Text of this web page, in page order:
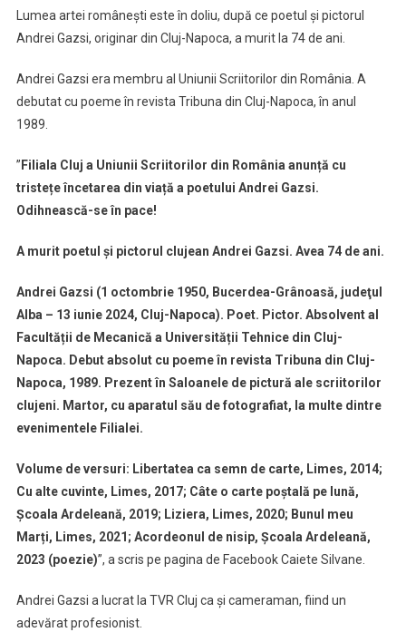
pictorul
clujean
Gazsi.
A
și
cameraman
Cluj
Lumea artei românești este în doliu, după ce poetul și pictorul
Andrei Gazsi, originar din Cluj-Napoca, a murit la 74 de ani.
Andrei Gazsi era membru al Uniunii Scriitorilor din România. A
debutat cu poeme în revista Tribuna din Cluj-Napoca, în anul
1989.
” Filiala Cluj a Uniunii Scriitorilor din România anunță cu
tristețe încetarea din viață a poetului Andrei Gazsi.
Odihnească-se în pace!
A murit poetul și pictorul clujean Andrei Gazsi. Avea 74 de ani.
Andrei Gazsi (1 octombrie 1950, Bucerdea-Grânoasă, judeţul
Alba – 13 iunie 2024, Cluj-Napoca). Poet. Pictor. Absolvent al
Facultății de Mecanică a Universității Tehnice din Cluj-
Napoca. Debut absolut cu poeme în revista Tribuna din Cluj-
Napoca, 1989. Prezent în Saloanele de pictură ale scriitorilor
clujeni. Martor, cu aparatul său de fotografiat, la multe dintre
evenimentele Filialei.
Volume de versuri: Libertatea ca semn de carte, Limes, 2014;
Cu alte cuvinte, Limes, 2017; Câte o carte poștală pe lună,
Școala Ardeleană, 2019; Liziera, Limes, 2020; Bunul meu
Marți, Limes, 2021; Acordeonul de nisip, Școala Ardeleană,
2023 (poezie)”, a scris pe pagina de Facebook Caiete Silvane.
Andrei Gazsi a lucrat la TVR Cluj ca și cameraman, fiind un
adevărat profesionist.